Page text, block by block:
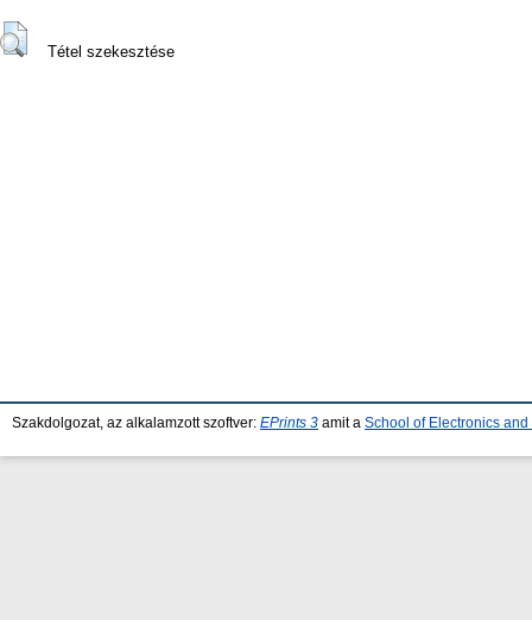
Tétel szekesztése
Szakdolgozat, az alkalamzott szoftver: EPrints 3 amit a School of Electronics